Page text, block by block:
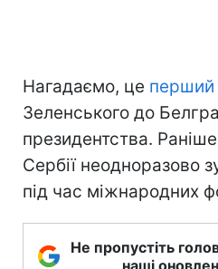
Нагадаємо, це перший
Зеленського до
президентства.
Сербії неодноразово
під час міжнародних
Не пропустіть
наші